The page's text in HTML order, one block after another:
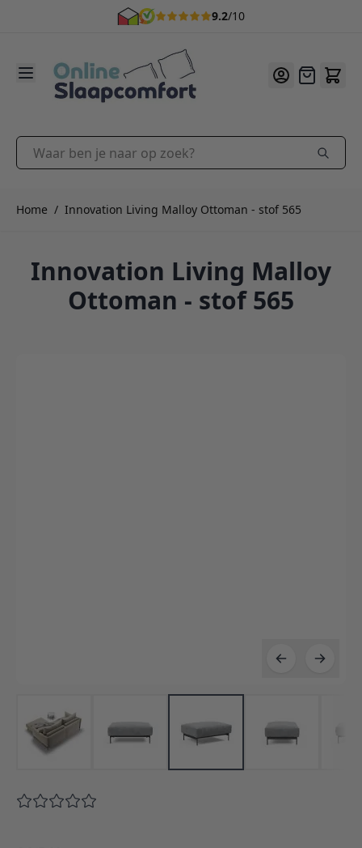
9.2/10
Offerte
Waar ben je naar op zoek?
Home / Innovation Living Malloy Ottoman - stof 565
Innovation Living Malloy
Ottoman - stof 565